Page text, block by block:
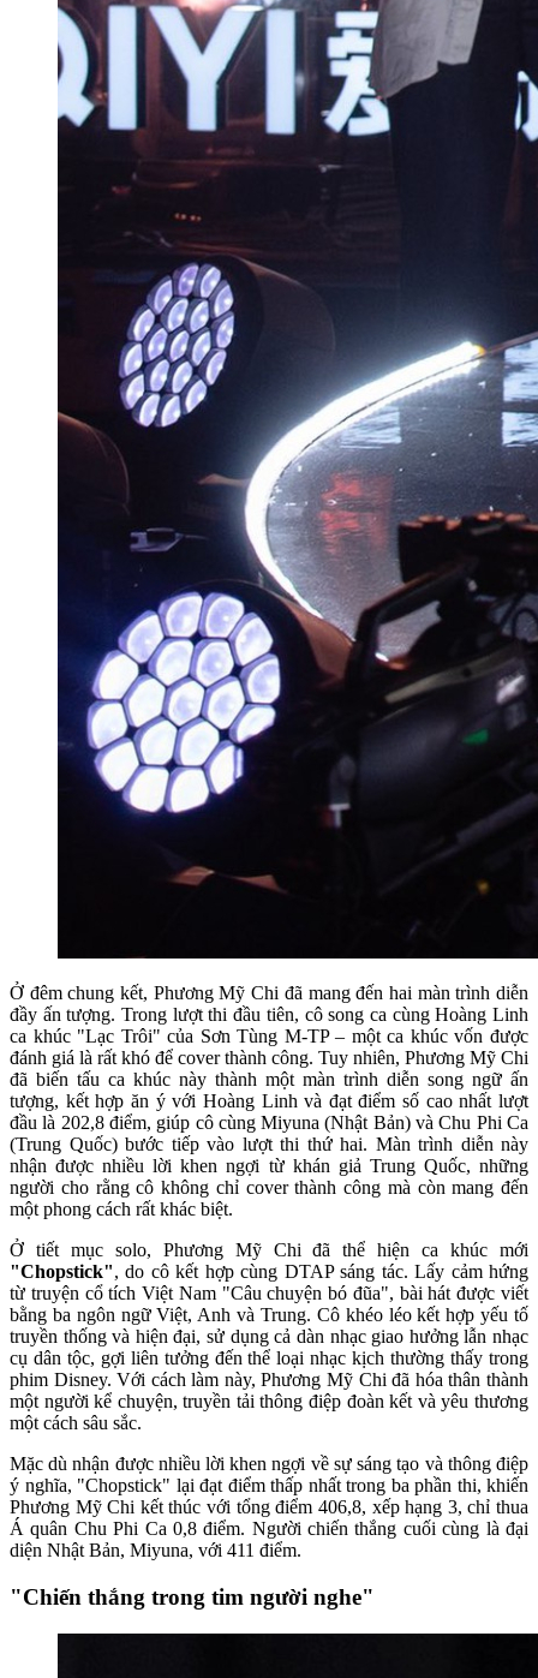
Ở đêm chung kết, Phương Mỹ Chi đã mang đến hai màn trình diễn
đầy ấn tượng. Trong lượt thi đầu tiên, cô song ca cùng Hoàng Linh
ca khúc "Lạc Trôi" của Sơn Tùng M-TP – một ca khúc vốn được
đánh giá là rất khó để cover thành công. Tuy nhiên, Phương Mỹ Chi
đã biến tấu ca khúc này thành một màn trình diễn song ngữ ấn
tượng, kết hợp ăn ý với Hoàng Linh và đạt điểm số cao nhất lượt
đầu là 202,8 điểm, giúp cô cùng Miyuna (Nhật Bản) và Chu Phi Ca
(Trung Quốc) bước tiếp vào lượt thi thứ hai. Màn trình diễn này
nhận được nhiều lời khen ngợi từ khán giả Trung Quốc, những
người cho rằng cô không chỉ cover thành công mà còn mang đến
một phong cách rất khác biệt.
Ở tiết mục solo, Phương Mỹ Chi đã thể hiện ca khúc mới
"Chopstick", do cô kết hợp cùng DTAP sáng tác. Lấy cảm hứng
từ truyện cổ tích Việt Nam "Câu chuyện bó đũa", bài hát được viết
bằng ba ngôn ngữ Việt, Anh và Trung. Cô khéo léo kết hợp yếu tố
truyền thống và hiện đại, sử dụng cả dàn nhạc giao hưởng lẫn nhạc
cụ dân tộc, gợi liên tưởng đến thể loại nhạc kịch thường thấy trong
phim Disney. Với cách làm này, Phương Mỹ Chi đã hóa thân thành
một người kể chuyện, truyền tải thông điệp đoàn kết và yêu thương
một cách sâu sắc.
Mặc dù nhận được nhiều lời khen ngợi về sự sáng tạo và thông điệp
ý nghĩa, "Chopstick" lại đạt điểm thấp nhất trong ba phần thi, khiến
Phương Mỹ Chi kết thúc với tổng điểm 406,8, xếp hạng 3, chỉ thua
Á quân Chu Phi Ca 0,8 điểm. Người chiến thắng cuối cùng là đại
diện Nhật Bản, Miyuna, với 411 điểm.
"Chiến thắng trong tim người nghe"